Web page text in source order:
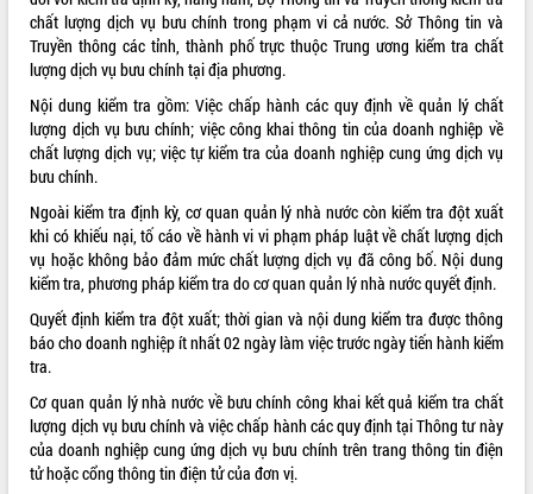
HỆ THỐNG VĂN BẢN
VĂN BẢN HĐND TỈNH
ĐIỂM TIN VĂN BẢN
QUY HOẠCH - KẾ HOẠCH
chất lượng dịch vụ bưu chính trong phạm vi cả nước. Sở Thông tin và
Truyền thông các tỉnh, thành phố trực thuộc Trung ương kiểm tra chất
lượng dịch vụ bưu chính tại địa phương.
Nội dung kiểm tra gồm: Việc chấp hành các quy định về quản lý chất
lượng dịch vụ bưu chính; việc công khai thông tin của doanh nghiệp về
chất lượng dịch vụ; việc tự kiểm tra của doanh nghiệp cung ứng dịch vụ
bưu chính.
Ngoài kiểm tra định kỳ, cơ quan quản lý nhà nước còn kiểm tra đột xuất
khi có khiếu nại, tố cáo về hành vi vi phạm pháp luật về chất lượng dịch
vụ hoặc không bảo đảm mức chất lượng dịch vụ đã công bố. Nội dung
kiểm tra, phương pháp kiểm tra do cơ quan quản lý nhà nước quyết định.
Quyết định kiểm tra đột xuất; thời gian và nội dung kiểm tra được thông
báo cho doanh nghiệp ít nhất 02 ngày làm việc trước ngày tiến hành kiểm
tra.
Cơ quan quản lý nhà nước về bưu chính công khai kết quả kiểm tra chất
lượng dịch vụ bưu chính và việc chấp hành các quy định tại Thông tư này
của doanh nghiệp cung ứng dịch vụ bưu chính trên trang thông tin điện
tử hoặc cổng thông tin điện tử của đơn vị.